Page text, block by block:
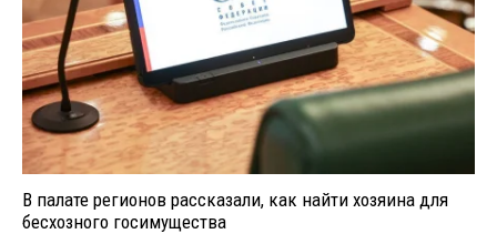
В палате регионов рассказали, как найти хозяина для
бесхозного госимущества